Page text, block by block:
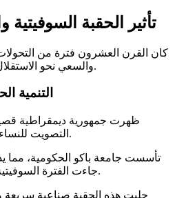
تأثير الحقبة السوفيتية
كان القرن العشرون فترة من التحولات
والسعي نحو الاستقلال، شهد الشعب تقلبات عميقة.
التنمية
التصويت للنساء قبل العديد من الدول الغربية.
تأسست جامعة باكو الحكومية، مما
جاءت الفترة السوفيتية الطويلة، من 1920 إلى 1991.
جلبت هذه الحقبة صناعية